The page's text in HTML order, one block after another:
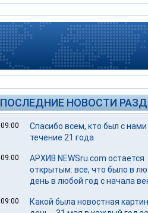
ПОСЛЕДНИЕ НОВОСТИ
09:00
Спасибо всем, кто был с нами
течение 21 года
09:00
АРХИВ NEWSru.com остается
открытым: все, что было в
день в любой год с начала
09:00
Какой была новостная